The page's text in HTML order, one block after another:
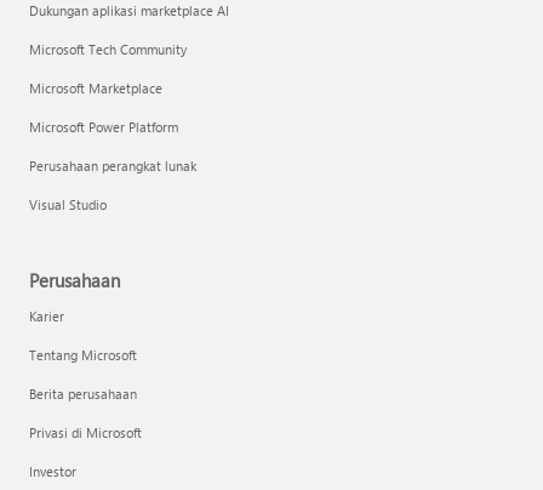
Dukungan aplikasi marketplace AI
Microsoft Tech Community
Microsoft Marketplace
Microsoft Power Platform
Perusahaan perangkat lunak
Visual Studio
Perusahaan
Karier
Tentang Microsoft
Berita perusahaan
Privasi di Microsoft
Investor